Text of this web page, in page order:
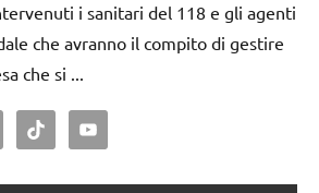
i sanitari del 118 e gli agenti
che avranno il compito di gestire
che si ...